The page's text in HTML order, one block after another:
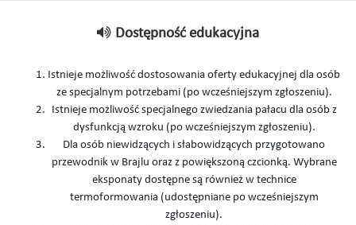
Dostępność edukacyjna
Istnieje możliwość dostosowania oferty edukacyjnej dla osób
ze specjalnym potrzebami (po wcześniejszym zgłoszeniu).
Istnieje możliwość specjalnego zwiedzania pałacu dla osób z
dysfunkcją wzroku (po wcześniejszym zgłoszeniu).
Dla osób niewidzących i słabowidzących przygotowano
przewodnik w Brajlu oraz z powiększoną czcionką. Wybrane
eksponaty dostępne są również w technice
termoformowania (udostępniane po wcześniejszym
zgłoszeniu).